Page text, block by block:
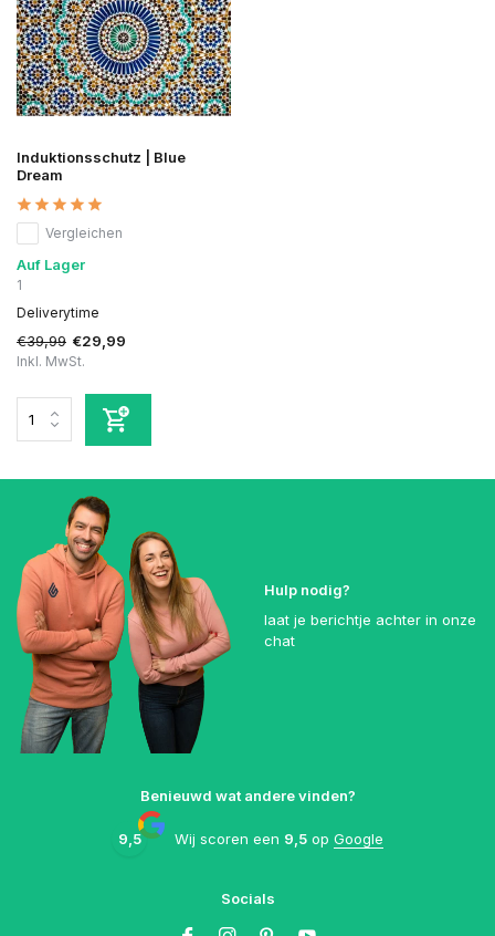
Induktionsschutz | Blue
Dream
Vergleichen
Auf Lager
1
Deliverytime
€39,99 €29,99
Inkl. MwSt.
Hulp nodig?
laat je berichtje achter in onze
chat
Benieuwd wat andere vinden?
9,5 Wij scoren een 9,5 op Google
Socials